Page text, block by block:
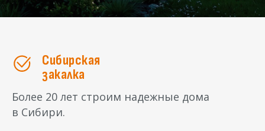
Сибирская
закалка
Более 20 лет строим надежные дома
в Сибири.